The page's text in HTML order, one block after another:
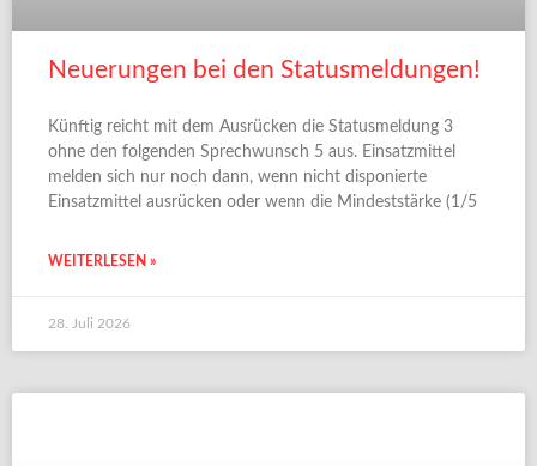
Neuerungen bei den Statusmeldungen!
Künftig reicht mit dem Ausrücken die Statusmeldung 3
ohne den folgenden Sprechwunsch 5 aus. Einsatzmittel
melden sich nur noch dann, wenn nicht disponierte
Einsatzmittel ausrücken oder wenn die Mindeststärke (1/5
WEITERLESEN »
28. Juli 2026